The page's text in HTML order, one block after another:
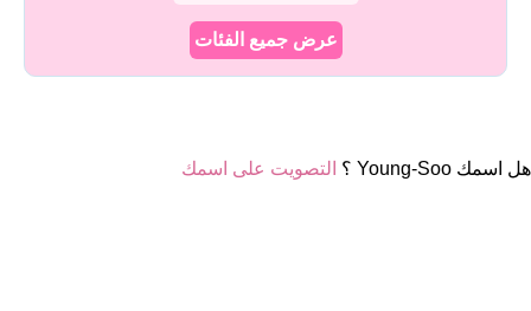
عرض جميع الفئات
هل اسمك Young-Soo ؟ التصويت على اسمك